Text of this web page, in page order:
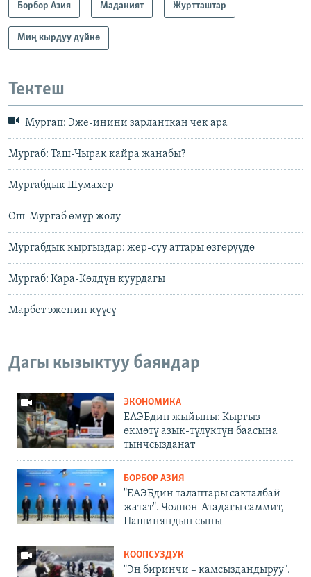
Борбор Азия Маданият Журтташтар
Миң кырдуу дүйнө
Тектеш
Мургап: Эже-инини зарланткан чек ара
Мургаб: Таш-Чырак кайра жанабы?
Мургабдык Шумахер
Ош-Мургаб өмүр жолу
Мургабдык кыргыздар: жер-суу аттары өзгөрүүдө
Мургаб: Кара-Көлдүн куурдагы
Марбет эженин күүсү
Дагы кызыктуу баяндар
ЭКОНОМИКА
ЕАЭБдин жыйыны: Кыргыз
өкмөтү азык-түлүктүн баасына
тынчсызданат
БОРБОР АЗИЯ
"ЕАЭБдин талаптары сакталбай
жатат". Чолпон-Атадагы саммит,
Пашиняндын сыны
КООПСУЗДУК
"Эң биринчи – камсыздандыруу".